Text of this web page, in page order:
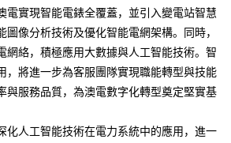
電實現智能電錶全覆蓋，並引入變電站智慧
圖像分析技術及優化智能電網架構。同時，
網絡，積極應用大數據與人工智能技術。智
，將進一步為客服團隊實現職能轉型與技能
與服務品質，為澳電數字化轉型奠定堅實基
化人工智能技術在電力系統中的應用，進一